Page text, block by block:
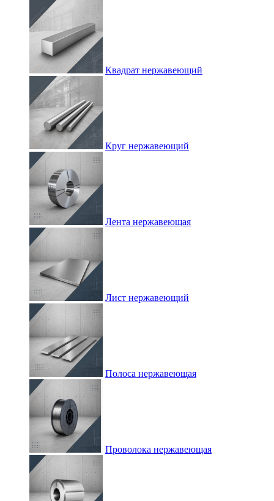
Квадрат нержавеющий
Круг нержавеющий
Лента нержавеющая
Лист нержавеющий
Полоса нержавеющая
Проволока нержавеющая